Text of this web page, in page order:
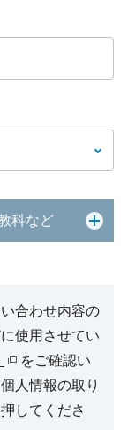
科など
合わせ内容の
使用させてい
をご確認い
人情報の取り
してくださ